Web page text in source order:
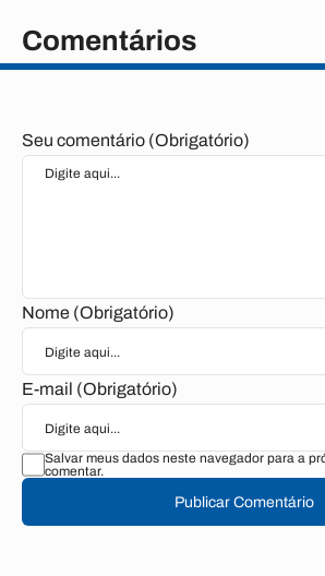
Comentários
Seu comentário (Obrigatório)
Nome (Obrigatório)
E-mail (Obrigatório)
Salvar meus dados neste navegador para a
comentar.
Publicar Comentário